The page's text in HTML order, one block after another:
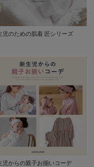
児のための肌着 匠シリーズ
児からの親子お揃いコーデ